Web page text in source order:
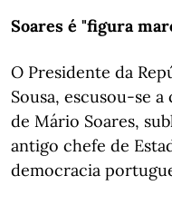
Soares é "figura
O Presidente da
Sousa, escusou-se
de Mário Soares,
antigo chefe de
democracia